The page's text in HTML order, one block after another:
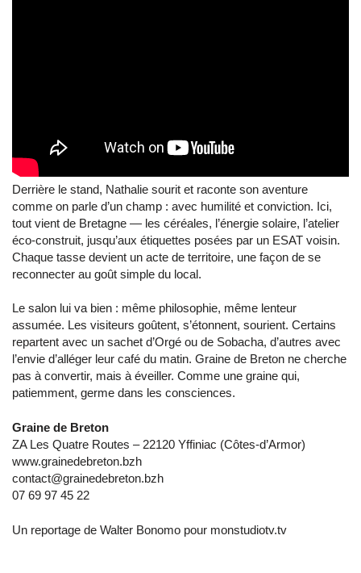
Derrière le stand, Nathalie sourit et raconte son aventure
comme on parle d’un champ : avec humilité et conviction. Ici,
tout vient de Bretagne — les céréales, l’énergie solaire, l’atelier
éco-construit, jusqu’aux étiquettes posées par un ESAT voisin.
Chaque tasse devient un acte de territoire, une façon de se
reconnecter au goût simple du local.
Le salon lui va bien : même philosophie, même lenteur
assumée. Les visiteurs goûtent, s’étonnent, sourient. Certains
repartent avec un sachet d’Orgé ou de Sobacha, d’autres avec
l’envie d’alléger leur café du matin. Graine de Breton ne cherche
pas à convertir, mais à éveiller. Comme une graine qui,
patiemment, germe dans les consciences.
Graine de Breton
ZA Les Quatre Routes – 22120 Yffiniac (Côtes-d’Armor)
www.grainedebreton.bzh
contact@grainedebreton.bzh
07 69 97 45 22
Un reportage de Walter Bonomo pour monstudiotv.tv